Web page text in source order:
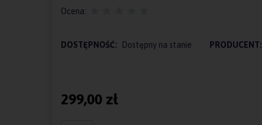
Ocena:
DOSTĘPNOŚĆ: Dostępny na stanie PRODUCENT:
299,00 zł